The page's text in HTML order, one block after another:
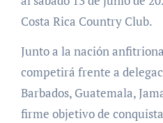
Costa Rica Country Club.
Junto a la nación
competirá frente a
Barbados, Guatemala,
firme objetivo de